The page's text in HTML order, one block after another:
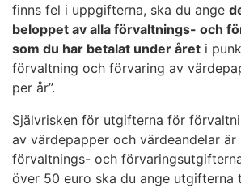
finns fel i uppgifterna, ska du ange
beloppet av alla förvaltnings- och
som du har betalat under året i
förvaltning och förvaring av
per år”.
Självrisken för utgifterna för
av värdepapper och värdeandelar är
förvaltnings- och
över 50 euro ska du ange utgifterna